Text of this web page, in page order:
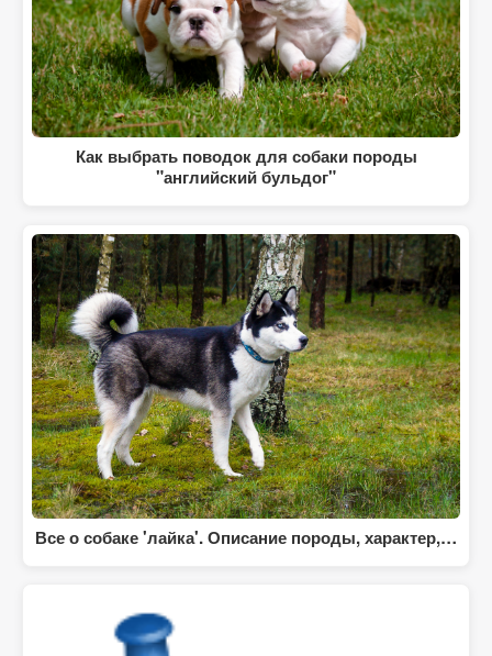
Как выбрать поводок для собаки породы
"английский бульдог"
Все о собаке 'лайка'. Описание породы, характер,…